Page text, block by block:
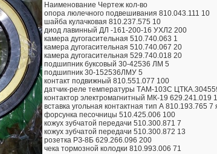
Наименование Чертеж кол-во
опора люлечного подвешивания 810.043.111 10
шайба кулачковая 810.237.575 10
диод лавинный ДЛ -161-200-16 УХЛ2 200
камера дугогасительная 510.740.063 1
камера дугогасительная 510.740.067 20
камера дугогасительная 529.740.018 20
подшипник буксовый 30-42536 ЛМ 5
подшипник 30-152536ЛМУ 5
контакт подвижный 810.551.077 100
датчик-реле температуры ТАМ-103С
контактор электромагнитный МК-19 629.241.019 1
вставка угольная контактная тип А 810.193.765 7
форсунка песочницы 510.425.006 100
кожух зубчатой передачи 510.300.871 7
кожух зубчатой передачи 510.300.872 13
розетка РЗ-8Б 629.266.096 200
чека тормозной колодки 810.993.006 71